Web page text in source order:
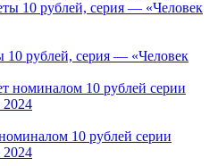
рублей, серия — «Человек
10 рублей серии
2024